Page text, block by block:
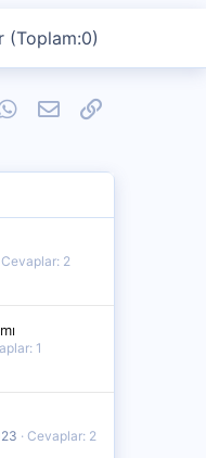
(Toplam:0)
WhatsApp
E-postaLink
Cevaplar: 2
1
Cevaplar: 2